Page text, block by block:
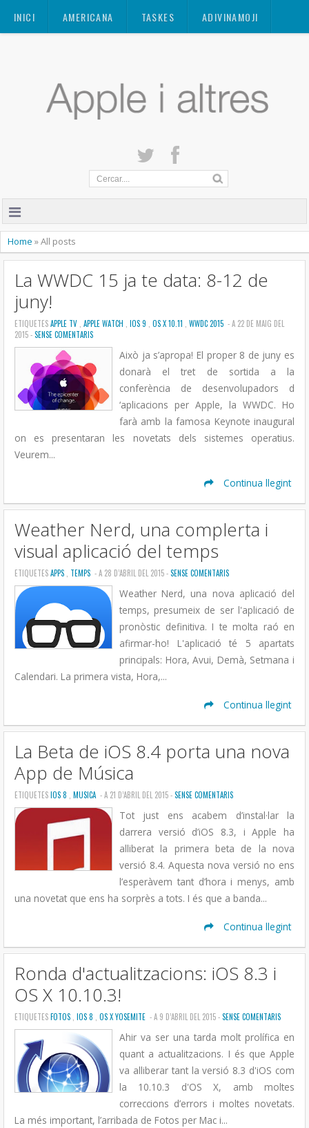
INICI AMERICANA TASKES ADIVINAMOJI
Home »All posts
La WWDC 15 ja te data: 8-12 de
juny!
ETIQUETESAPPLE TV , APPLE WATCH , IOS 9 , OS X 10.11 , WWDC 2015 - A 22 DE MAIG DEL
2015 -SENSE COMENTARIS
Això ja s’apropa! El proper 8 de juny es
donarà el tret de sortida a la
conferència de desenvolupadors d
‘aplicacions per Apple, la WWDC. Ho
farà amb la famosa Keynote inaugural
on es presentaran les novetats dels sistemes operatius.
Veurem...
Continua llegint
Weather Nerd, una complerta i
visual aplicació del temps
ETIQUETESAPPS , TEMPS - A 28 D’ABRIL DEL 2015 -SENSE COMENTARIS
Weather Nerd, una nova aplicació del
temps, presumeix de ser l'aplicació de
pronòstic definitiva. I te molta raó en
afirmar-ho! L'aplicació té 5 apartats
principals: Hora, Avui, Demà, Setmana i
Calendari. La primera vista, Hora,...
Continua llegint
La Beta de iOS 8.4 porta una nova
App de Música
ETIQUETESIOS 8 , MUSICA - A 21 D’ABRIL DEL 2015 -SENSE COMENTARIS
Tot just ens acabem d’instal·lar la
darrera versió d’iOS 8.3, i Apple ha
alliberat la primera beta de la nova
versió 8.4. Aquesta nova versió no ens
l’esperàvem tant d’hora i menys, amb
una novetat que ens ha sorprès a tots. I és que a banda...
Continua llegint
Ronda d'actualitzacions: iOS 8.3 i
OS X 10.10.3!
ETIQUETESFOTOS , IOS 8 , OS X YOSEMITE - A 9 D’ABRIL DEL 2015 -SENSE COMENTARIS
Ahir va ser una tarda molt prolífica en
quant a actualitzacions. I és que Apple
va alliberar tant la versió 8.3 d'iOS com
la 10.10.3 d'OS X, amb moltes
correccions d’errors i moltes novetats.
La més important, l’arribada de Fotos per Mac i...